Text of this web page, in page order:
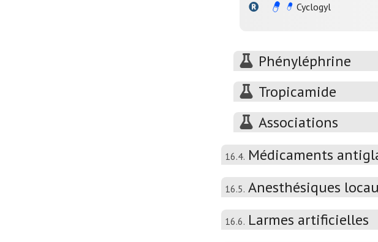
Cyclogyl
Phényléphrine
Tropicamide
Associations
16.4. Médicaments
16.5. Anesthésiques
16.6. Larmes artificielles